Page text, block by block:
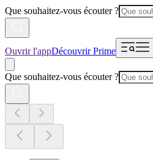
Que souhaitez-vous écouter ?
Ouvrir l'appDécouvrir Prime
Que souhaitez-vous écouter ?